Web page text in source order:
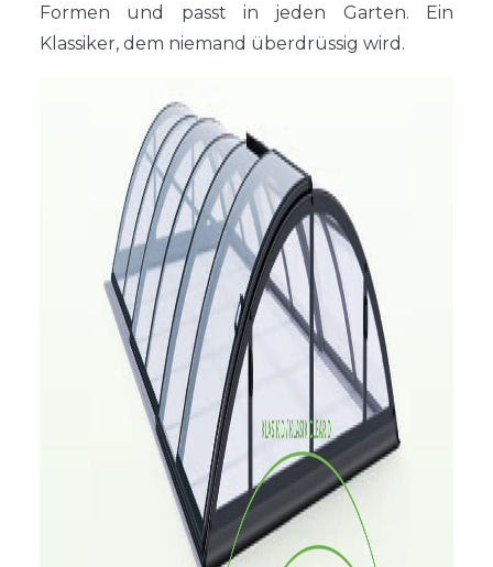
Formen und passt in jeden Garten. Ein
Klassiker, dem niemand überdrüssig wird.